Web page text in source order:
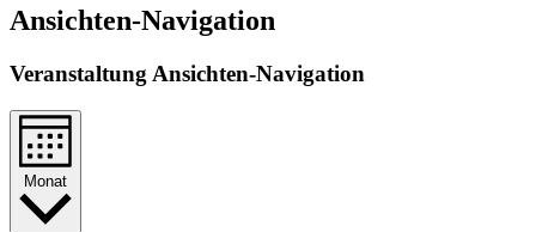
Ansichten-Navigation
Veranstaltung Ansichten-Navigation
Monat